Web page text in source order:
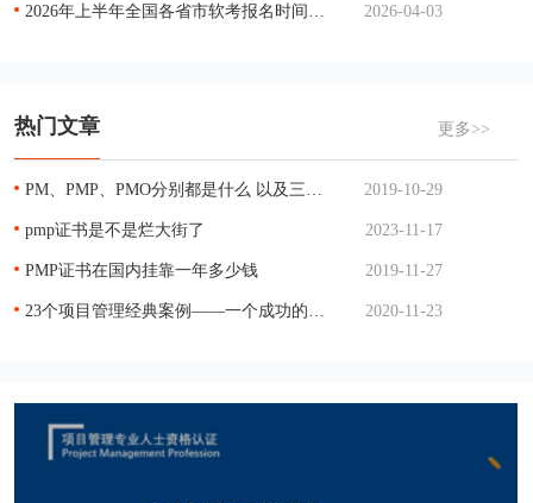
2026-04-03
热门文章 更多>>
2019-10-29
pmp证书是不是烂大街了 2023-11-17
PMP证书在国内挂靠一年多少钱 2019-11-27
2020-11-23